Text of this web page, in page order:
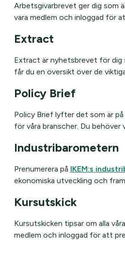
Arbetsgivarbrevet ger dig som
vara medlem och inloggad för
Extract
Extract är nyhetsbrevet för dig
får du en översikt över de
Policy Brief
Policy Brief lyfter det som är
för våra branscher. Du behöver
Industribarometern
Prenumerera på IKEM:s
ekonomiska utveckling och
Kursutskick
Kursutskicken tipsar om alla
medlem och inloggad för att